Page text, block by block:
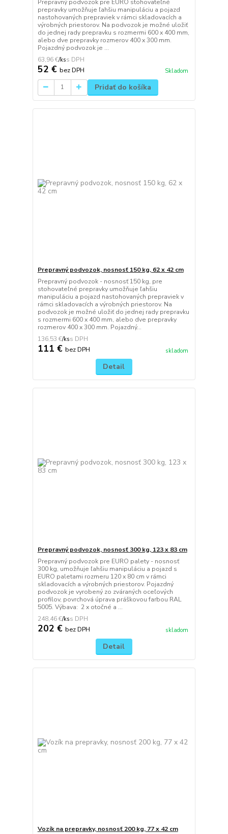
Prepravný podvozok pre EURO stohovateľné
prepravky umožňuje ľahšiu manipuláciu a pojazd
nastohovaných prepraviek v rámci skladovacích a
výrobných priestorov. Na podvozok je možné uložiť
do jednej rady prepravku s rozmermi 600 x 400 mm,
alebo dve prepravky rozmerov 400 x 300 mm.
Pojazdný podvozok je ...
63,96 €/ks
52 € bez DPH Skladom
Pridať do košíka
Prepravný podvozok, nosnosť 150 kg, 62 x 42 cm
Prepravný podvozok - nosnosť 150 kg, pre
stohovateľné prepravky umožňuje ľahšiu
manipuláciu a pojazd nastohovaných prepraviek v
rámci skladovacích a výrobných priestorov. Na
podvozok je možné uložiť do jednej rady prepravku
s rozmermi 600 x 400 mm, alebo dve prepravky
rozmerov 400 x 300 mm. Pojazdný...
136,53 €/ks
111 € bez DPH skladom
Detail
Prepravný podvozok, nosnosť 300 kg, 123 x 83 cm
Prepravný podvozok pre EURO palety - nosnosť
300 kg, umožňuje ľahšiu manipuláciu a pojazd s
EURO paletami rozmeru 120 x 80 cm v rámci
skladovacích a výrobných priestorov. Pojazdný
podvozok je vyrobený zo zváraných oceľových
profilov, povrchová úprava práškovou farbou RAL
5005. Výbava: 2 x otočné a ...
248,46 €/ks
202 € bez DPH skladom
Detail
Vozík na prepravky, nosnosť 200 kg, 77 x 42 cm